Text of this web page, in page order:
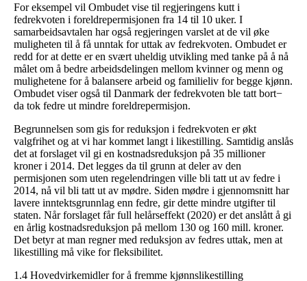
For eksempel vil Ombudet vise til regjeringens kutt i
fedrekvoten i foreldrepermisjonen fra 14 til 10 uker. I
samarbeidsavtalen har også regjeringen varslet at de vil øke
muligheten til å få unntak for uttak av fedrekvoten. Ombudet er
redd for at dette er en svært uheldig utvikling med tanke på å nå
målet om å bedre arbeidsdelingen mellom kvinner og menn og
mulighetene for å balansere arbeid og familieliv for begge kjønn.
Ombudet viser også til Danmark der fedrekvoten ble tatt bort−
da tok fedre ut mindre foreldrepermisjon.
Begrunnelsen som gis for reduksjon i fedrekvoten er økt
valgfrihet og at vi har kommet langt i likestilling. Samtidig anslås
det at forslaget vil gi en kostnadsreduksjon på 35 millioner
kroner i 2014. Det legges da til grunn at deler av den
permisjonen som uten regelendringen ville bli tatt ut av fedre i
2014, nå vil bli tatt ut av mødre. Siden mødre i gjennomsnitt har
lavere inntektsgrunnlag enn fedre, gir dette mindre utgifter til
staten. Når forslaget får full helårseffekt (2020) er det anslått å gi
en årlig kostnadsreduksjon på mellom 130 og 160 mill. kroner.
Det betyr at man regner med reduksjon av fedres uttak, men at
likestilling må vike for fleksibilitet.
1.4 Hovedvirkemidler for å fremme kjønnslikestilling